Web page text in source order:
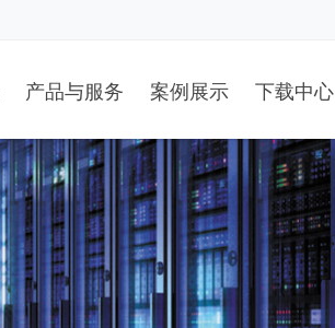
产品与服务 案例展示 下载中心